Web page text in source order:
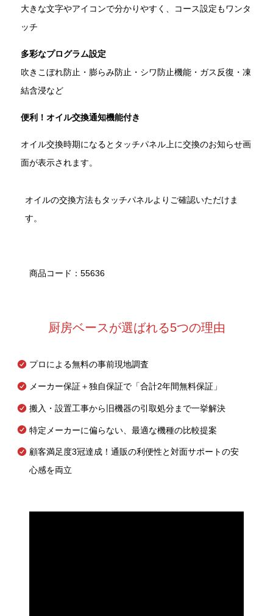
大きな文字やアイコンで分かりやすく、コース設定もワンタ
ッチ
多彩なプログラム設定
吹きこぼれ防止・膨らみ防止・シワ防止機能・ガス反復・凍
結含浸など
便利！オイル交換通知機能付き
オイル交換時期になるとタッチパネル上に交換のお知らせ画
面が表示されます。
オイルの交換方法もタッチパネルよりご確認いただけま
す。
商品コード：55636
厨房ベースが選ばれる5つの理由
プロによる無料の事前現地調査
メーカー保証＋独自保証で「合計2年間無料保証」
搬入・設置工事から旧機器の引取処分まで一挙解決
特定メーカーに偏らない、最適な機種の比較提案
顧客満足度3冠達成！通販の利便性と対面サポートの安
心感を両立